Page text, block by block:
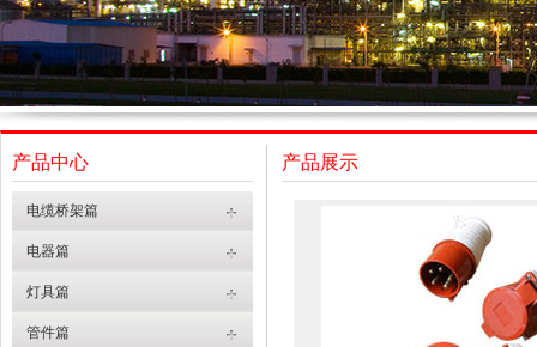
产品中心
电缆桥架篇
电器篇
灯具篇
管件篇
产品展示